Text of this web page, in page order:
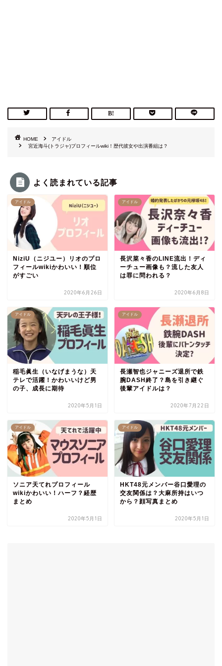
HOME
アイドル
宮近海斗(トラジャ)プロフィールwiki！歴代彼女や出演番組は？
よく読まれている記事
アイドル
NiziU（ニジユー）リオのプロ
フィールwikiかわいい！順位
がすごい
2020年6月26日
アイドル
長沢菜々香のLINE流出！ディ
ーチュー画像も？流した友人
は罪に問われる？
2020年6月8日
アイドル
稲毛眞生（いなげまうな）天
テレで活躍！かわいいけど男
の子、成長に期待
2020年5月1日
アイドル
長瀬智也ジャニーズ退所で鉄
腕DASH終了？島を引き継ぐ
後輩アイドルは？
2020年7月22日
アイドル
ソニア天てれプロフィール
wikiかわいい！ハーフ？経歴
まとめ
2020年5月1日
アイドル
HKT48元メンバー谷口愛理の
交友関係は？大麻所持はいつ
から？顔写真まとめ
2020年5月1日